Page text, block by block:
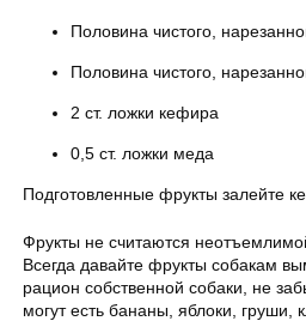
Половина чистого,
Половина чистого,
2 ст. ложки кефира
0,5 ст. ложки меда
Подготовленные фрукты залейте
Фрукты не считаются
Всегда давайте фрукты собакам
рацион собственной собаки, не
могут есть бананы, яблоки, груши,